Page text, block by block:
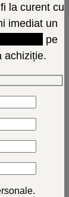
la curent cu
imediat un
pe
achiziție.